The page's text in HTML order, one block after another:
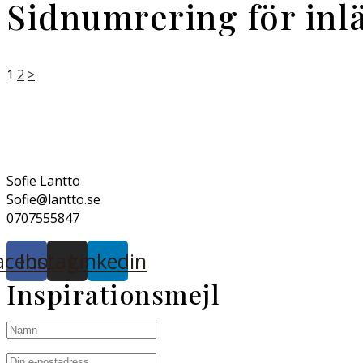
Sidnumrering för
1 2 >
Sofie Lantto
Sofie@lantto.se
0707555847
InstagramLinkedin
Inspirationsmejl